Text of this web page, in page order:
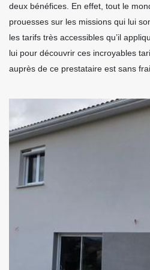
deux bénéfices. En effet, tout le
prouesses sur les missions qui lui
les tarifs très accessibles qu’il
lui pour découvrir ces incroyables
auprès de ce prestataire est sans